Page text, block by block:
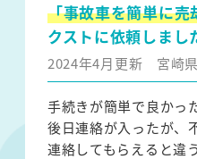
「事故車を簡単に売
クストに依頼しまし
2024年4月更新 宮崎
手続きが簡単で良かっ
後日連絡が入ったが、
連絡してもらえると違